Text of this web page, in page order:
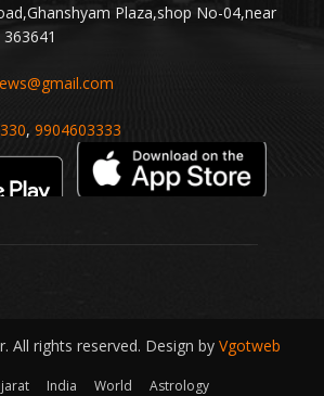
Plaza,shop No-04,near
, 9904603333
All rights reserved. Design by Vgotweb
India World Astrology